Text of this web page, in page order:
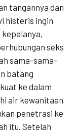
tangannya dan
histeris ingin
seks
sama-sama-
batang
ke dalam
air kewanitaan
penetrasi ke
itu. Setelah